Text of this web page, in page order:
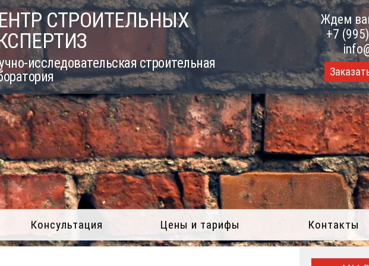
СТРОИТЕЛЬНЫХ
исследовательская строительная
Ждем
+7
Консультация Цены и тарифы Контакты